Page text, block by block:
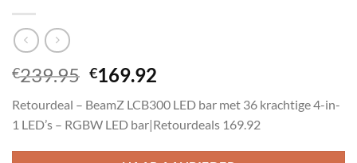
€239.95 Oorspronkelijke
was:
€239.95.
€169.92
is:
€169.92.
Retourdeal – BeamZ LCB300 LED bar met 36 krachtige 4-in-
1 LED’s – RGBW LED bar|Retourdeals 169.92